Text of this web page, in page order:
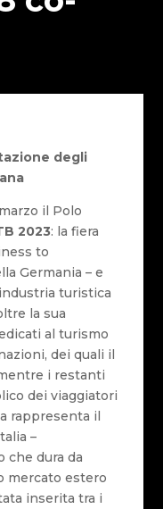
degli
il Polo
2023: la fiera
to
Germania – e
turistica
la sua
al turismo
dei quali il
i restanti
dei viaggiatori
rappresenta il
–
che dura da
mercato estero
inserita tra i